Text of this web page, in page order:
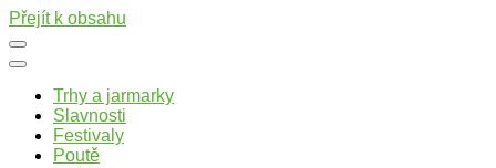
Přejít k obsahu
Trhy a jarmarky
Slavnosti
Festivaly
Poutě